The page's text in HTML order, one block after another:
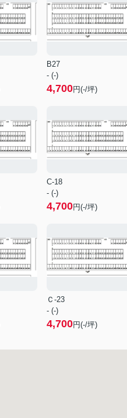
B27
- (-)
4,700円(-/坪)
C-18
- (-)
4,700円(-/坪)
Ｃ-23
- (-)
4,700円(-/坪)